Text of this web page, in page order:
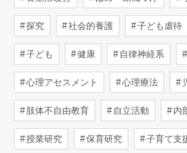
探究 社会的養護 子ども虐待
子ども 健康 自律神経系
心理アセスメント 心理療法
肢体不自由教育 自立活動 内
授業研究 保育研究 子育て支